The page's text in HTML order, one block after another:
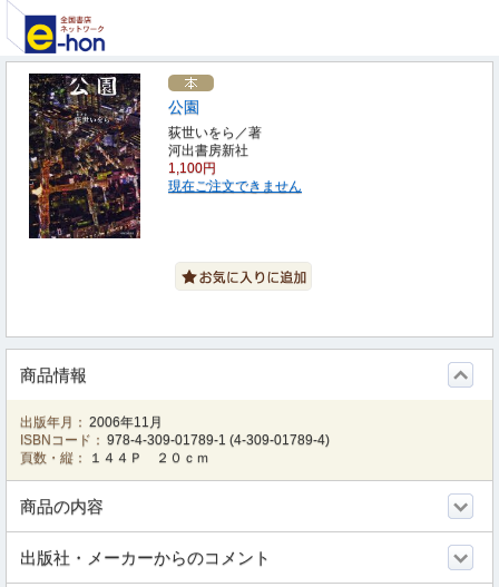
公園
荻世いをら／著
河出書房新社
1,100円
現在ご注文できません
商品情報
出版年月： 2006年11月
ISBNコード： 978-4-309-01789-1 (4-309-01789-4)
頁数・縦：
１４４Ｐ ２０ｃｍ
商品の内容
出版社・メーカーからのコメント